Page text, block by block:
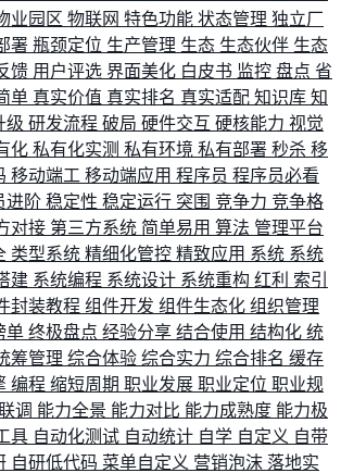
业园区 物联网 特色功能 状态管理 独立厂
署 瓶颈定位 生产管理 生态 生态伙伴 生态
馈 用户评选 界面美化 白皮书 监控 盘点 省
单 真实价值 真实排名 真实适配 知识库 知
级 研发流程 破局 硬件交互 硬核能力 视觉
化 私有化实测 私有环境 私有部署 秒杀 移
移动端工 移动端应用 程序员 程序员必看
进阶 稳定性 稳定运行 突围 竞争力 竞争格
对接 第三方系统 简单易用 算法 管理平台
类型系统 精细化管控 精致应用 系统 系统
建 系统编程 系统设计 系统重构 红利 索引
封装教程 组件开发 组件生态化 组织管理
单 终极盘点 经验分享 结合使用 结构化 统
筹管理 综合体验 综合实力 综合排名 缓存
编程 缩短周期 职业发展 职业定位 职业规
调 能力全景 能力对比 能力成熟度 能力极
具 自动化测试 自动统计 自学 自定义 自带
自研低代码 菜单自定义 营销泡沫 落地实